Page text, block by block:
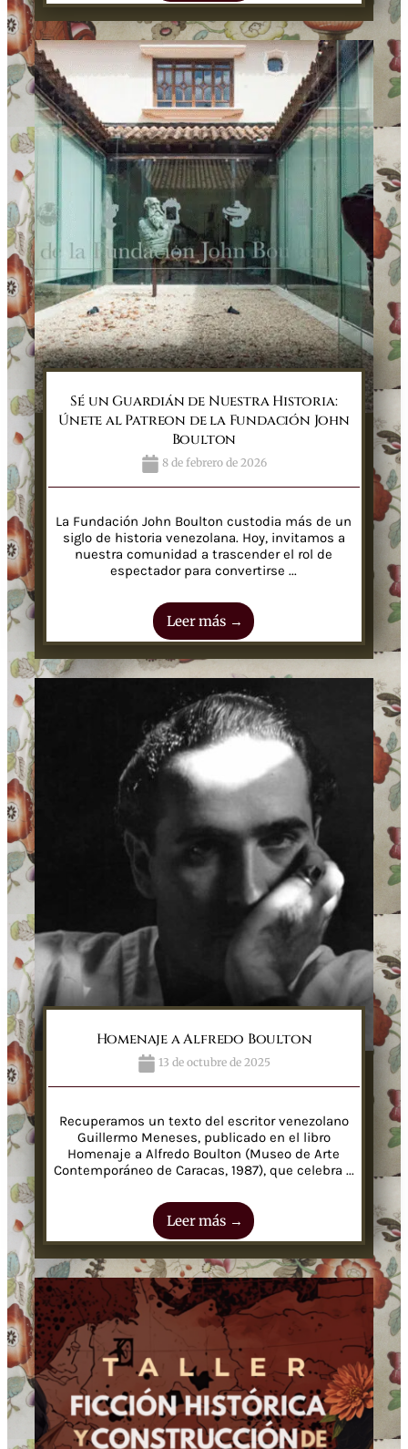
Sé un Guardián de Nuestra Historia:
Únete al Patreon de la Fundación John
Boulton
8 de febrero de 2026
La Fundación John Boulton custodia más de un
siglo de historia venezolana. Hoy, invitamos a
nuestra comunidad a trascender el rol de
espectador para convertirse ...
Leer más →
Homenaje a Alfredo Boulton
13 de octubre de 2025
Recuperamos un texto del escritor venezolano
Guillermo Meneses, publicado en el libro
Homenaje a Alfredo Boulton (Museo de Arte
Contemporáneo de Caracas, 1987), que celebra ...
Leer más →